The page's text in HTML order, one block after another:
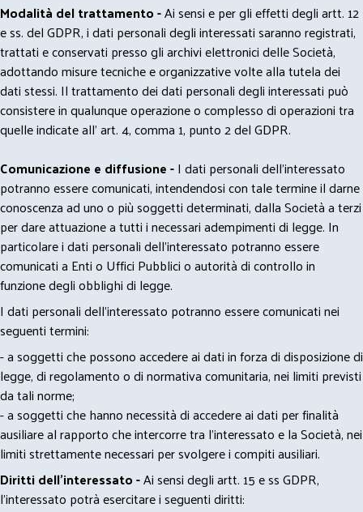
Modalità del trattamento -Ai sensi e per gli effetti degli artt. 12
e ss. del GDPR, i dati personali degli interessati saranno registrati,
trattati e conservati presso gli archivi elettronici delle Società,
adottando misure tecniche e organizzative volte alla tutela dei
dati stessi. Il trattamento dei dati personali degli interessati può
consistere in qualunque operazione o complesso di operazioni tra
quelle indicate all' art. 4, comma 1, punto 2 del GDPR.
Comunicazione e diffusione -I dati personali dell’interessato
potranno essere comunicati, intendendosi con tale termine il darne
conoscenza ad uno o più soggetti determinati, dalla Società a terzi
per dare attuazione a tutti i necessari adempimenti di legge. In
particolare i dati personali dell’interessato potranno essere
comunicati a Enti o Uffici Pubblici o autorità di controllo in
funzione degli obblighi di legge.
I dati personali dell’interessato potranno essere comunicati nei
seguenti termini:
- a soggetti che possono accedere ai dati in forza di disposizione di
legge, di regolamento o di normativa comunitaria, nei limiti previsti
da tali norme;
- a soggetti che hanno necessità di accedere ai dati per finalità
ausiliare al rapporto che intercorre tra l’interessato e la Società, nei
limiti strettamente necessari per svolgere i compiti ausiliari.
Diritti dell’interessato -Ai sensi degli artt. 15 e ss GDPR,
l’interessato potrà esercitare i seguenti diritti: